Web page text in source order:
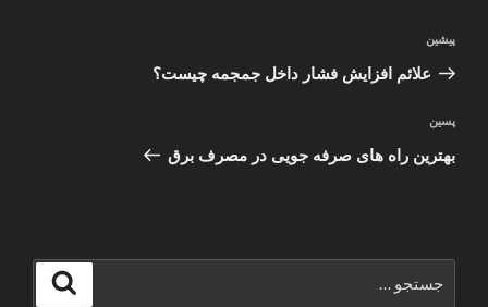
نوشته
قبلی
پیشین
علائم افزایش فشار داخل جمجمه چیست؟
نوشته‌ٔ
بعدی
پسین
بهترین راه های صرفه جویی در مصرف برق
برای
جستجو